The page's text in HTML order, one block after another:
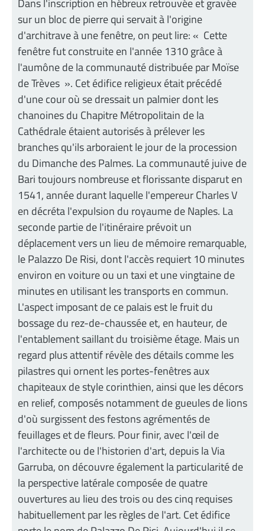
sur un bloc de pierre qui servait à l'origine
d'architrave à une fenêtre, on peut lire: « Cette
fenêtre fut construite en l'année 1310 grâce à
l'aumône de la communauté distribuée par Moïse
de Trèves ». Cet édifice religieux était précédé
d'une cour où se dressait un palmier dont les
chanoines du Chapitre Métropolitain de la
Cathédrale étaient autorisés à prélever les
branches qu'ils arboraient le jour de la procession
du Dimanche des Palmes. La communauté juive de
Bari toujours nombreuse et florissante disparut en
1541, année durant laquelle l'empereur Charles V
en décréta l'expulsion du royaume de Naples. La
seconde partie de l'itinéraire prévoit un
déplacement vers un lieu de mémoire remarquable,
le Palazzo De Risi, dont l'accès requiert 10 minutes
environ en voiture ou un taxi et une vingtaine de
minutes en utilisant les transports en commun.
L'aspect imposant de ce palais est le fruit du
bossage du rez-de-chaussée et, en hauteur, de
l'entablement saillant du troisième étage. Mais un
regard plus attentif révèle des détails comme les
pilastres qui ornent les portes-fenêtres aux
chapiteaux de style corinthien, ainsi que les décors
en relief, composés notamment de gueules de lions
d'où surgissent des festons agrémentés de
feuillages et de fleurs. Pour finir, avec l'œil de
l'architecte ou de l'historien d'art, depuis la Via
Garruba, on découvre également la particularité de
la perspective latérale composée de quatre
ouvertures au lieu des trois ou des cinq requises
habituellement par les règles de l'art. Cet édifice